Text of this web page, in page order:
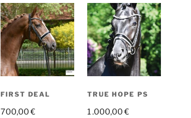
FIRST DEAL
700,00€
TRUE HOPE PS
1 .000,00€